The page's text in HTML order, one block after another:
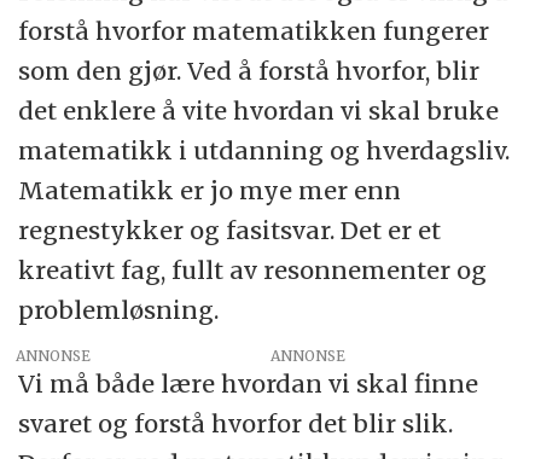
forstå hvorfor matematikken fungerer
som den gjør. Ved å forstå hvorfor, blir
det enklere å vite hvordan vi skal bruke
matematikk i utdanning og hverdagsliv.
Matematikk er jo mye mer enn
regnestykker og fasitsvar. Det er et
kreativt fag, fullt av resonnementer og
problemløsning.
ANNONSE
Vi må både lære hvordan vi skal finne
svaret og forstå hvorfor det blir slik.